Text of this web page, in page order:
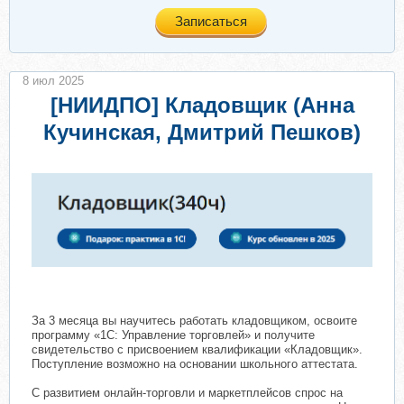
Записаться
[НИИДПО] Кладовщик (Анна
Кучинская, Дмитрий Пешков)
За 3 месяца вы научитесь работать кладовщиком, освоите
программу «1С: Управление торговлей» и получите
свидетельство с присвоением квалификации «Кладовщик».
Поступление возможно на основании школьного аттестата.
С развитием онлайн-торговли и маркетплейсов спрос на
8 июл 2025